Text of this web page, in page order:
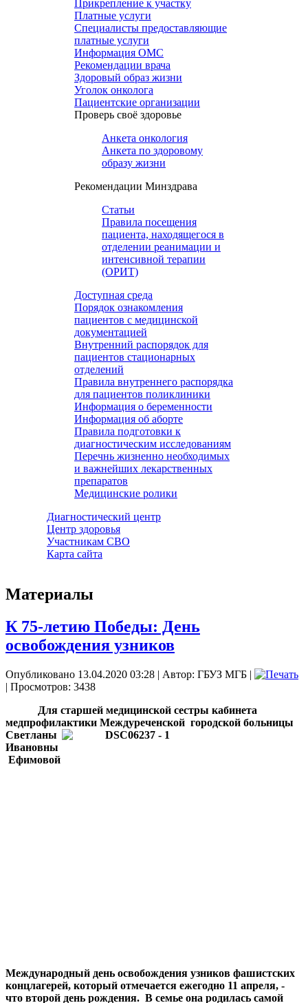
Прикрепление к участку
Платные услуги
Специалисты предоставляющие
платные услуги
Информация ОМС
Рекомендации врача
Здоровый образ жизни
Уголок онколога
Пациентские организации
Проверь своё здоровье
Анкета онкология
Анкета по здоровому
образу жизни
Рекомендации Минздрава
Статьи
Правила посещения
пациента, находящегося в
отделении реанимации и
интенсивной терапии
(ОРИТ)
Доступная среда
Порядок ознакомления
пациентов с медицинской
документацией
Внутренний распорядок для
пациентов стационарных
отделений
Правила внутреннего распорядка
для пациентов поликлиники
Информация о беременности
Информация об аборте
Правила подготовки к
диагностическим исследованиям
Перечнь жизненно необходимых
и важнейших лекарственных
препаратов
Медицинские ролики
Диагностический центр
Центр здоровья
Участникам СВО
Карта сайта
Материалы
К 75-летию Победы: День
освобождения узников
Опубликовано 13.04.2020 03:28 | Автор: ГБУЗ МГБ |
| Просмотров: 3438
Для старшей медицинской сестры кабинета
медпрофилактики Междуреченской городской больницы
Светланы
Ивановны
Ефимовой
Международный день освобождения узников фашистских
концлагерей, который отмечается ежегодно 11 апреля, -
что второй день рождения. В семье она родилась самой